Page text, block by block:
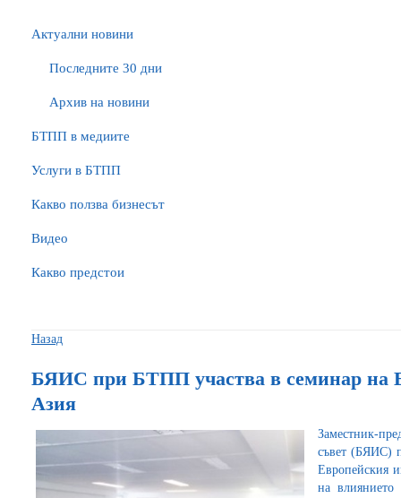
Актуални новини
Последните 30 дни
Архив на новини
БTПП в медиите
Услуги в БТПП
Какво ползва бизнесът
Видео
Какво предстои
Назад
БЯИС при БТПП участва в семинар на
Азия
Заместник-
съвет (БЯИС)
Европейския
на